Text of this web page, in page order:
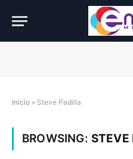
Inicio » Steve Padilla
BROWSING: STEVE